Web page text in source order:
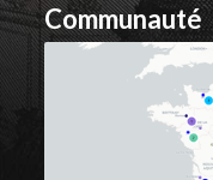
Communauté